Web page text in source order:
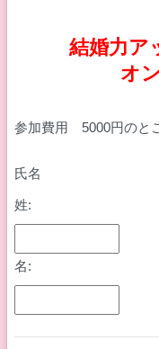
結婚力ア
オ
参加費用 5000円のと
氏名
姓:
名: